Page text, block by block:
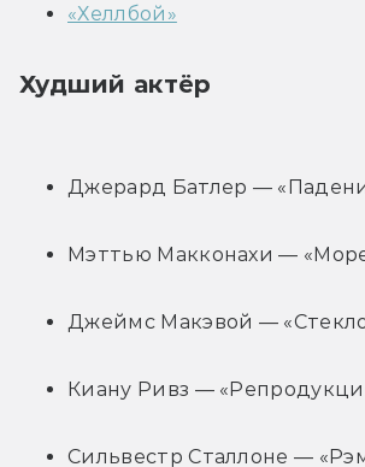
«Хеллбой»
Худший актёр
Джерард Батлер —
Мэттью Макконахи — «Море
Джеймс Макэвой —
Киану Ривз —
Сильвестр Сталлоне —